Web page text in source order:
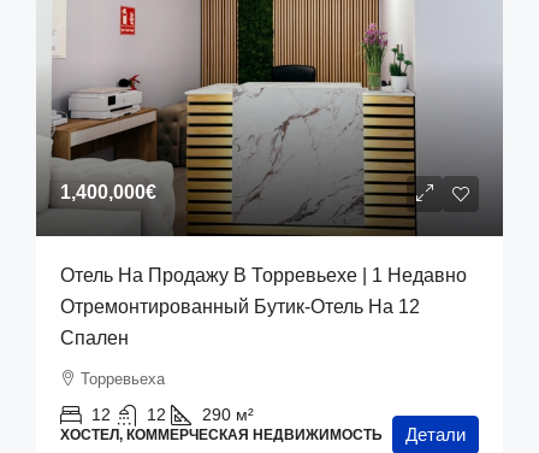
1,400,000€
Отель На Продажу В Торревьехе | 1 Недавно
Отремонтированный Бутик-Отель На 12
Спален
Торревьеха
12 12 290 м²
ХОСТЕЛ, КОММЕРЧЕСКАЯ НЕДВИЖИМОСТЬ Детали